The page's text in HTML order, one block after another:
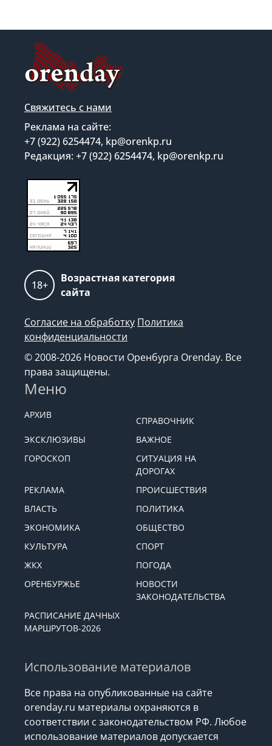
Свяжитесь с нами
Реклама на сайте:
+7 (922) 6254474, kp@orenkp.ru
Редакция: +7 (922) 6254474, kp@orenkp.ru
18+
Возрастная категория
сайта
Согласие на обработку Политика
конфиденциальности
© 2008-2026 Новости Оренбурга Orenday. Все
права защищены.
Меню
АРХИВ
СПРАВОЧНИК
ЭКСКЛЮЗИВЫ
ВАЖНОЕ
ГОРОСКОП
СИТУАЦИЯ НА
ДОРОГАХ
РЕКЛАМА
ПРОИСШЕСТВИЯ
ВЛАСТЬ
ПОЛИТИКА
ЭКОНОМИКА
ОБЩЕСТВО
КУЛЬТУРА
СПОРТ
ЖКХ
ПОГОДА
ОРЕНБУРЖЬЕ
НОВОСТИ
ЗАКОНОДАТЕЛЬСТВА
РАСПИСАНИЕ ДАЧНЫХ
МАРШРУТОВ-2026
Использование материалов
Все права на опубликованные на сайте
orenday.ru материалы охраняются в
соответствии с законодательством РФ. Любое
использование материалов допускается